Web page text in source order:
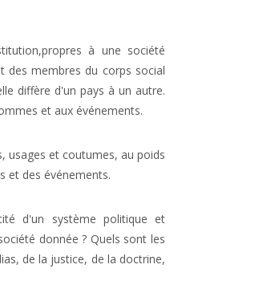
à une société
des membres du corps social
diffère d'un pays à un autre.
et aux événements.
usages et coutumes, au poids
et des événements.
d'un système politique et
donnée ? Quels sont les
de la justice, de la doctrine,